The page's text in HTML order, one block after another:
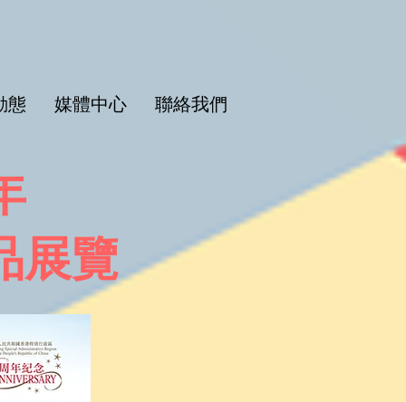
態 媒體中心 聯絡我們
展覽